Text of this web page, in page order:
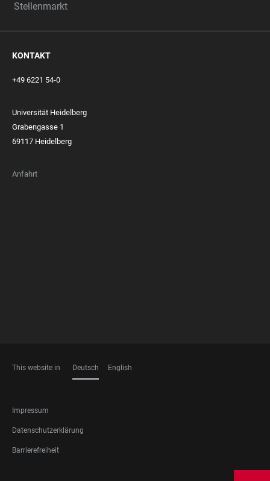
Stellenmarkt
KONTAKT
+49 6221 54-0
Universität Heidelberg
Grabengasse 1
69117 Heidelberg
Anfahrt
This website in Deutsch English
FOOTER
LEGAL
Impressum
Datenschutzerklärung
Barrierefreiheit